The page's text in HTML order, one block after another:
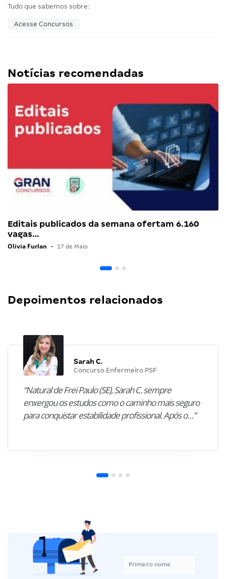
Tudo que sabemos sobre:
Acesse Concursos
Notícias recomendadas
Editais publicados da semana ofertam 6.160
vagas…
Olivia Furlan • 17 de Maio
Depoimentos relacionados
Sarah C.
Concurso Enfermeiro PSF
“Natural de Frei Paulo (SE), Sarah C. sempre
enxergou os estudos como o caminho mais seguro
para conquistar estabilidade profissional. Após o…”